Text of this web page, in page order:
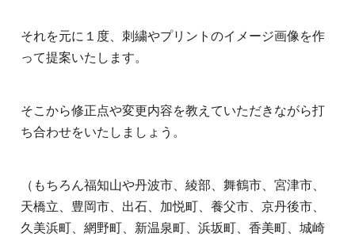
それを元に１度、刺繍やプリントのイメージ画像を作
って提案いたします。
そこから修正点や変更内容を教えていただきながら打
ち合わせをいたしましょう。
（もちろん福知山や丹波市、綾部、舞鶴市、宮津市、
天橋立、豊岡市、出石、加悦町、養父市、京丹後市、
久美浜町、網野町、新温泉町、浜坂町、香美町、城崎